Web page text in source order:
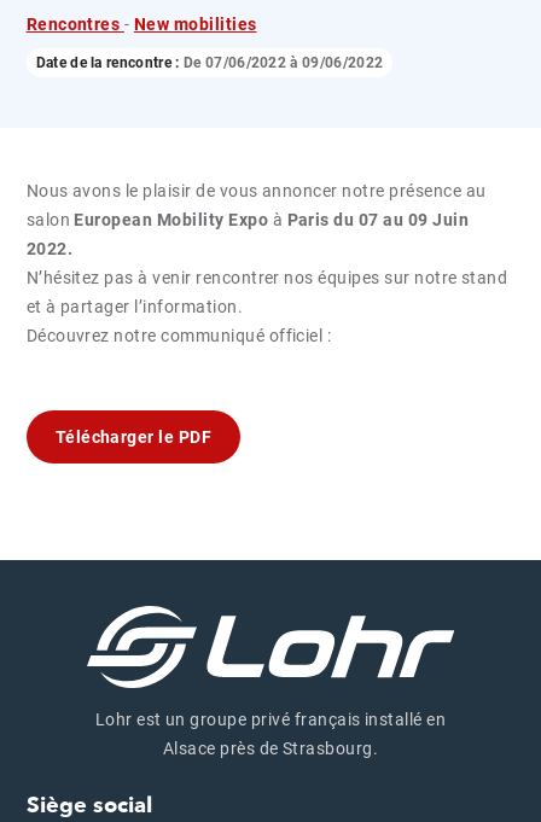
Rencontres - New mobilities
Date de la rencontre : De07/06/2022à 09/06/2022
Nous avons le plaisir de vous annoncer notre présence au
salon European Mobility Expo à Paris du 07 au 09 Juin
2022.
N’hésitez pas à venir rencontrer nos équipes sur notre stand
et à partager l’information.
Découvrez notre communiqué officiel :
Télécharger le PDF
Lohr est un groupe privé français installé en
Alsace près de Strasbourg.
Siège social